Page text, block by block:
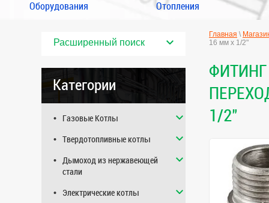
Оборудования
Отопления
Главная \
16 мм х 1/2"
1/2"
Расширенный поиск
Категории
Газовые Котлы
Твердотопливные котлы
Дымоход из нержавеющей
стали
Электрические котлы